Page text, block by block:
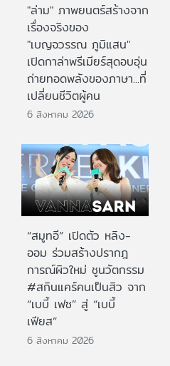
"ล่าม" ภาพยนตร์สร้างจาก
เรื่องจริงของ
"เบญจวรรณ ภูมิแสน"
เปิดกาล่าพรีเมียร์สุดอบอุ่น
ถ่ายทอดพลังของภาษา...ที่
เปลี่ยนชีวิตผู้คน
6 สิงหาคม 2026
“สมูทอี” เปิดตัว หลิง-
ออม ร่วมสร้างปรากฎ
การณ์ผิวใหม่ ชูนวัตกรรม
#สกินแคร์คนเป็นสิว จาก
“เบบี้ เฟซ” สู่ “เบบี้
เฟียส”
6 สิงหาคม 2026